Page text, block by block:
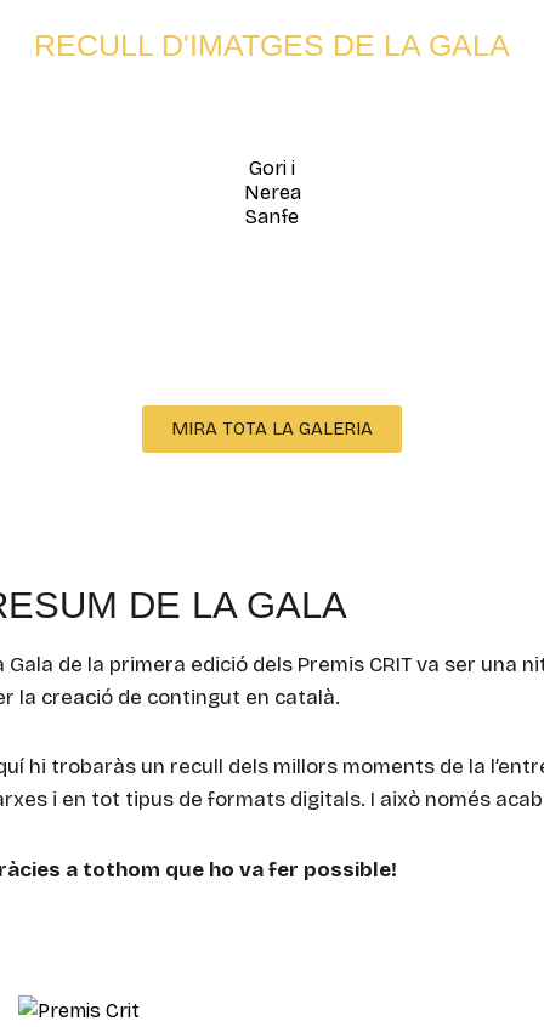
RECULL D'IMATGES DE LA GALA
Gori i
Nerea
Sanfe
MIRA TOTA LA GALERIA
DE LA GALA
Gala de la primera edició dels Premis CRIT va ser
la creació de contingut en català.
hi trobaràs un recull dels millors moments de la
i en tot tipus de formats digitals. I això només
a tothom que ho va fer possible!